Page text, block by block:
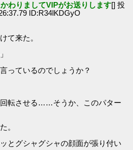
わりましてVIPがお送りします[] 投
ID:R34lKDGyO
て来た。
っているのでしょうか？
転させる……そうか、このパター
。
とグシャグシャの顔面が張り付い